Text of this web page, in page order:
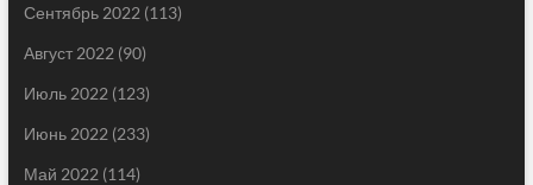
Сентябрь 2022 (113)
Август 2022 (90)
Июль 2022 (123)
Июнь 2022 (233)
Май 2022 (114)